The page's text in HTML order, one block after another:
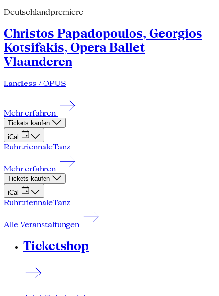
Deutschlandpremiere
Christos Papadopoulos, Georgios
Kotsifakis, Opera Ballet
Vlaanderen
Landless / OPUS
Mehr erfahren
Tickets kaufen
iCal
RuhrtriennaleTanz
Mehr erfahren
Tickets kaufen
iCal
RuhrtriennaleTanz
Alle Veranstaltungen
Ticketshop